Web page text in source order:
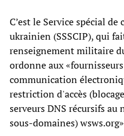
C’est le Service spécial
ukrainien (SSSCIP), qui
renseignement militaire
ordonne aux
communication
restriction d'accès
serveurs DNS récursifs
sous-domaines)